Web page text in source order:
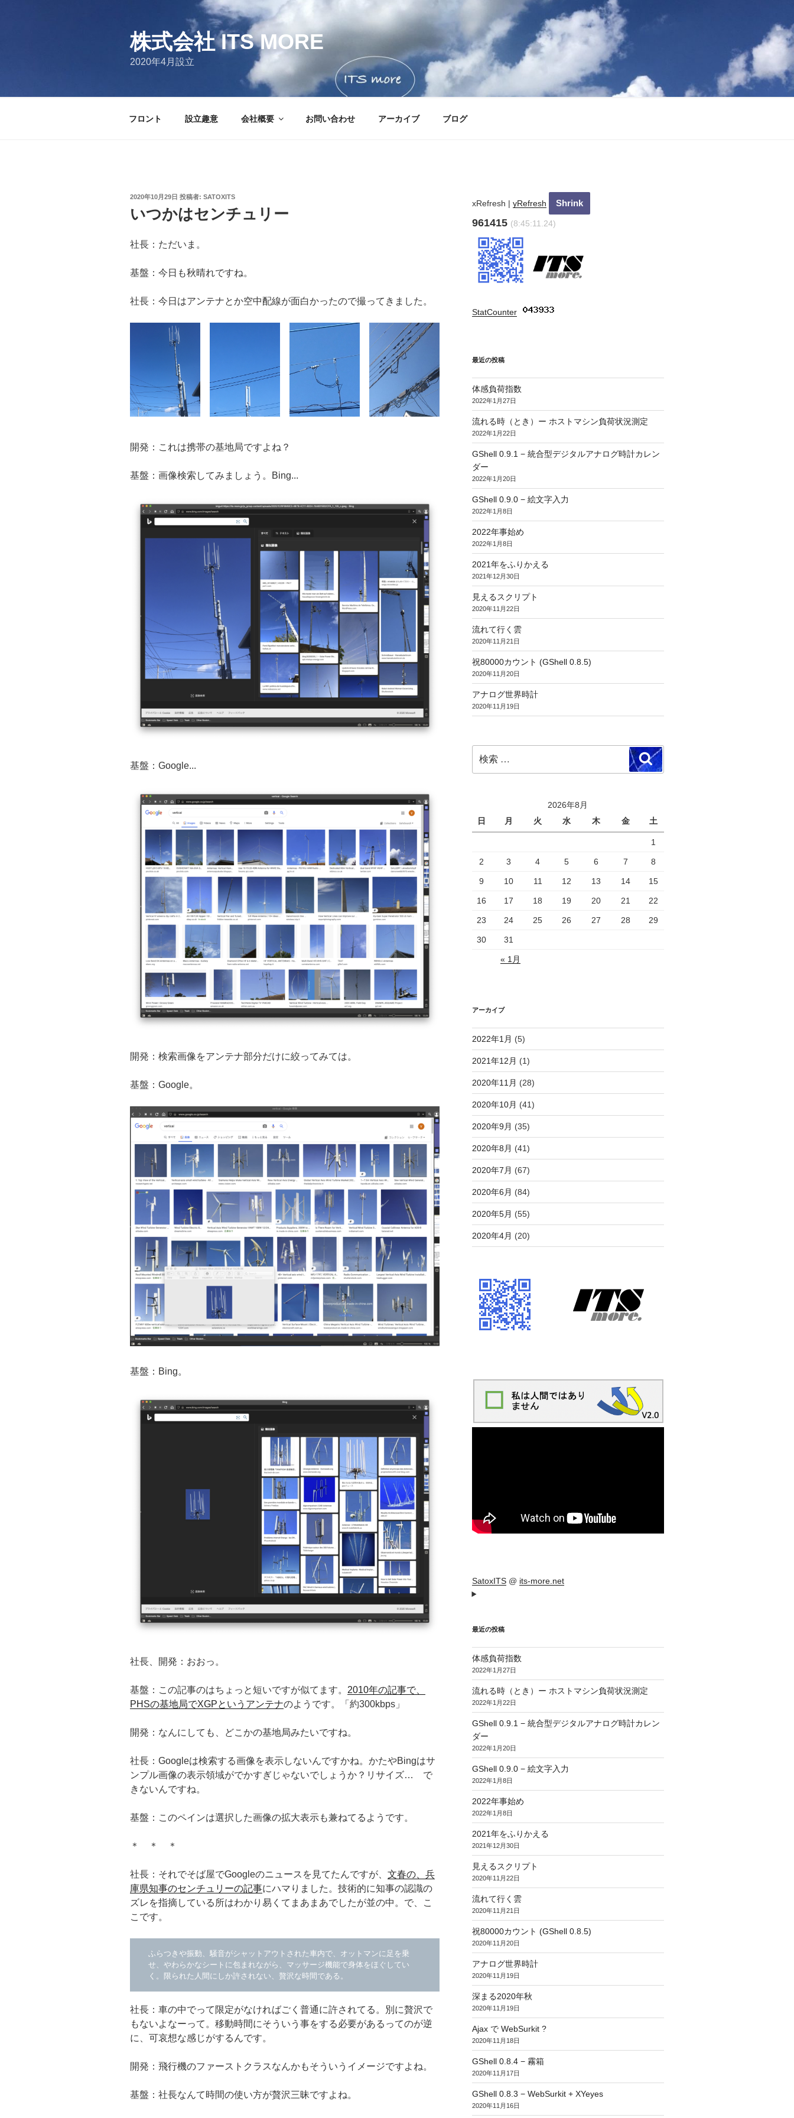
株式会社 ITS MORE
2020年4月設立
フロント 設立趣意 会社概要 お問い合わせ アーカイブ ブログ
投
日:
2020年10月29日 投稿者: SATOXITS
いつかはセンチュリー
社長：ただいま。
基盤：今日も秋晴れですね。
社長：今日はアンテナとか空中配線が面白かったので撮ってきました。
開発：これは携帯の基地局ですよね？
基盤：画像検索してみましょう。Bing...
基盤：Google...
開発：検索画像をアンテナ部分だけに絞ってみては。
基盤：Google。
基盤：Bing。
社長、開発：おおっ。
基盤：この記事のはちょっと短いですが似てます。 2010年の記事で、
PHSの基地局でXGPというアンテナのようです。「約300kbps」
開発：なんにしても、どこかの基地局みたいですね。
社長：Googleは検索する画像を表示しないんですかね。かたやBingはサ
ンプル画像の表示領域がでかすぎじゃないでしょうか？リサイズ… で
きないんですね。
基盤：このペインは選択した画像の拡大表示も兼ねてるようです。
＊ ＊ ＊
社長：それでそば屋でGoogleのニュースを見てたんですが、 文春の、兵
庫県知事のセンチュリーの記事にハマりました。技術的に知事の認識の
ズレを指摘している所はわかり易くてまあまあでしたが並の中。で、こ
こです。
ふらつきや振動、騒音がシャットアウトされた車内で、オットマンに足を乗
せ、やわらかなシートに包まれながら、マッサージ機能で身体をほぐしてい
く。限られた人間にしか許されない、贅沢な時間である。
社長：車の中でって限定がなければごく普通に許されてる。別に贅沢で
もないよなーって。移動時間にそういう事をする必要があるってのが逆
に、可哀想な感じがするんです。
開発：飛行機のファーストクラスなんかもそういうイメージですよね。
基盤：社長なんて時間の使い方が贅沢三昧ですよね。
xRefresh | yRefresh
961415 (8:45:12.24)
StatCounter:
最近の投稿
体感負荷指数
2022年1月27日
流れる時（とき）ー ホストマシン負荷状況測定
2022年1月22日
GShell 0.9.1 − 統合型デジタルアナログ時計カレン
ダー
2022年1月20日
GShell 0.9.0 − 絵文字入力
2022年1月8日
2022年事始め
2022年1月8日
2021年をふりかえる
2021年12月30日
見えるスクリプト
2020年11月22日
流れて行く雲
2020年11月21日
祝80000カウント (GShell 0.8.5)
2020年11月20日
アナログ世界時計
2020年11月19日
索:
検
索
2026年8月
日
月 火 水 木 金 土
1
2 3 4 5 6 7 8
9 10 11 12 13 14 15
16 17 18 19 20 21 22
23 24 25 26 27 28 29
30 31
« 1月
アーカイブ
2022年1月 (5)
2021年12月 (1)
2020年11月 (28)
2020年10月 (41)
2020年9月 (35)
2020年8月 (41)
2020年7月 (67)
2020年6月 (84)
2020年5月 (55)
2020年4月 (20)
SatoxITS@ its-more.net
最近の投稿
体感負荷指数
2022年1月27日
流れる時（とき）ー ホストマシン負荷状況測定
2022年1月22日
GShell 0.9.1 − 統合型デジタルアナログ時計カレン
ダー
2022年1月20日
GShell 0.9.0 − 絵文字入力
2022年1月8日
2022年事始め
2022年1月8日
2021年をふりかえる
2021年12月30日
見えるスクリプト
2020年11月22日
流れて行く雲
2020年11月21日
祝80000カウント (GShell 0.8.5)
2020年11月20日
アナログ世界時計
2020年11月19日
深まる2020年秋
2020年11月19日
Ajax で WebSurkit ?
2020年11月18日
GShell 0.8.4 − 霧箱
2020年11月17日
GShell 0.8.3 − WebSurkit + XYeyes
2020年11月16日